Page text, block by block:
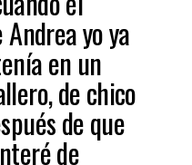
yo ya
en un
de chico
de que
de